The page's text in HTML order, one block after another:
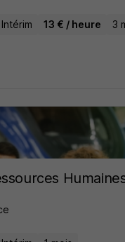
Intérim 13 € / heure 3